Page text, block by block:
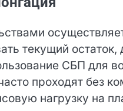
текущий остаток,
СБП для